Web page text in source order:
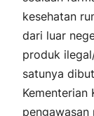
kesehatan
dari luar
produk
satunya
Kementerian